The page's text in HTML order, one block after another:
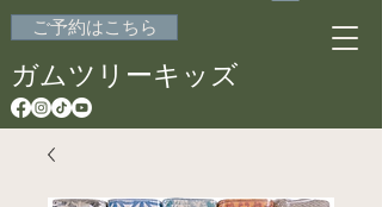
ご予約はこちら
ガムツリーキッズ